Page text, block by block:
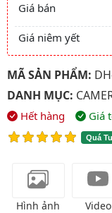
Giá và
Giá bán
Giá niêm yết
MÃ SẢN PHẨM:
DANH MỤC:
Hết hàng Giá
Quá
Hình ảnh Video